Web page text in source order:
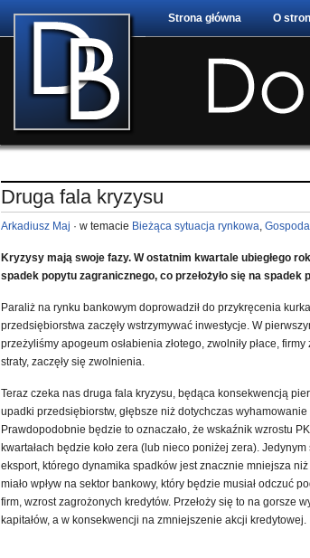
Strona główna O
Druga fala kryzysu
Arkadiusz Maj · w temacie Bieżąca sytuacja rynkowa,
Kryzysy mają swoje fazy. W ostatnim kwartale ubiegłego
spadek popytu zagranicznego, co przełożyło się na
Paraliż na rynku bankowym doprowadził do przykręcenia
przedsiębiorstwa zaczęły wstrzymywać inwestycje. W
przeżyliśmy apogeum osłabienia złotego, zwolniły płace,
straty, zaczęły się zwolnienia.
Teraz czeka nas druga fala kryzysu, będąca konsekwencją
upadki przedsiębiorstw, głębsze niż dotychczas
Prawdopodobnie będzie to oznaczało, że wskaźnik wzrostu
kwartałach będzie koło zera (lub nieco poniżej zera).
eksport, którego dynamika spadków jest znacznie mniejsza
miało wpływ na sektor bankowy, który będzie musiał odczuć
firm, wzrost zagrożonych kredytów. Przełoży się to na gorsze
kapitałów, a w konsekwencji na zmniejszenie akcji kredytowej.